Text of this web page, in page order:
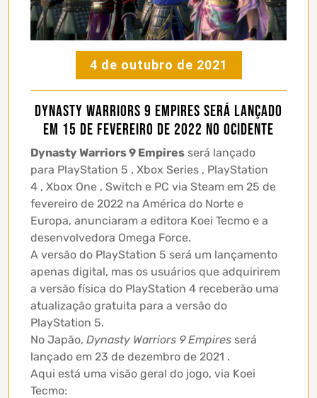
4 de outubro de 2021
Dynasty Warriors 9 Empires será lançado
em 15 de fevereiro de 2022 no ocidente
Dynasty Warriors 9 Empires será lançado
para PlayStation 5 , Xbox Series , PlayStation
4 , Xbox One , Switch e PC via Steam em 25 de
fevereiro de 2022 na América do Norte e
Europa, anunciaram a editora Koei Tecmo e a
desenvolvedora Omega Force.
A versão do PlayStation 5 será um lançamento
apenas digital, mas os usuários que adquirirem
a versão física do PlayStation 4 receberão uma
atualização gratuita para a versão do
PlayStation 5.
No Japão, Dynasty Warriors 9 Empires será
lançado em 23 de dezembro de 2021 .
Aqui está uma visão geral do jogo, via Koei
Tecmo: